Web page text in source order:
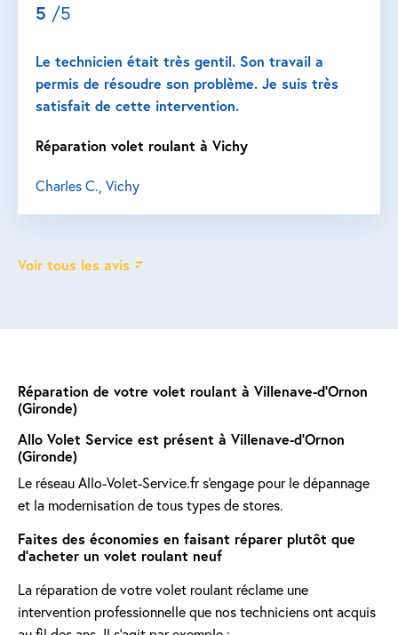
Réparation de votre volet roulant à Villenave-d’Ornon
(Gironde)
Allo Volet Service est présent à Villenave-d’Ornon
(Gironde)
Le réseau Allo-Volet-Service.fr s'engage pour le dépannage
et la modernisation de tous types de stores.
Faites des économies en faisant réparer plutôt que
d'acheter un volet roulant neuf
La réparation de votre volet roulant réclame une
intervention professionnelle que nos techniciens ont acquis
5 /5
Le technicien était très gentil. Son travail a
permis de résoudre son problème. Je suis très
satisfait de cette intervention.
Réparation volet roulant à Vichy
Charles C., Vichy
Voir tous les avis